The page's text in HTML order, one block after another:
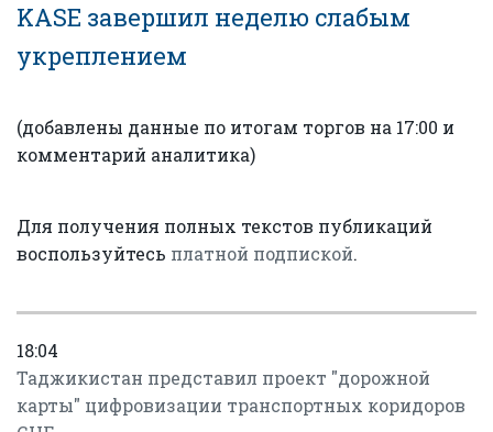
KASE завершил неделю слабым
укреплением
(добавлены данные по итогам торгов на 17:00 и
комментарий аналитика)
Для получения полных текстов публикаций
воспользуйтесь платной подпиской.
18:04
Таджикистан представил проект "дорожной
карты" цифровизации транспортных коридоров